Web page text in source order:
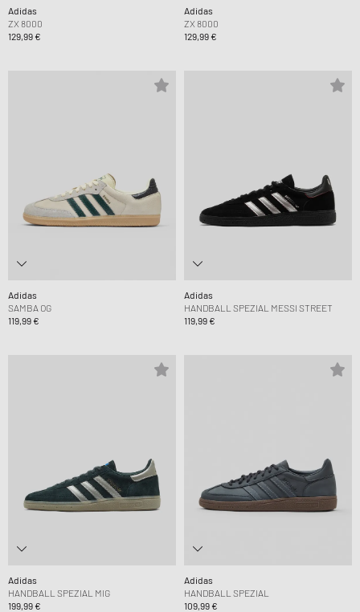
Adidas
ZX 8000
129,99 €
Adidas
ZX 8000
129,99 €
Adidas
SAMBA OG
119,99 €
Adidas
HANDBALL SPEZIAL MESSI STREET
119,99 €
Adidas
HANDBALL SPEZIAL MIG
199,99 €
Adidas
HANDBALL SPEZIAL
109,99 €